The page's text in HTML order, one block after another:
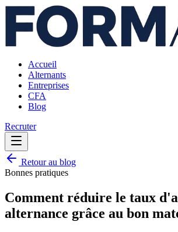
Accueil
Alternants
Entreprises
CFA
Blog
Recruter
Retour au blog
Bonnes pratiques
Comment réduire le taux
alternance grâce au bon